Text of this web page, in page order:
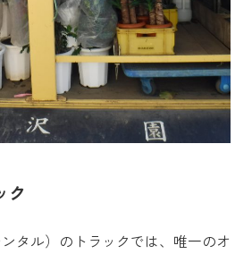
ク
タル）のトラックでは、唯一のオ